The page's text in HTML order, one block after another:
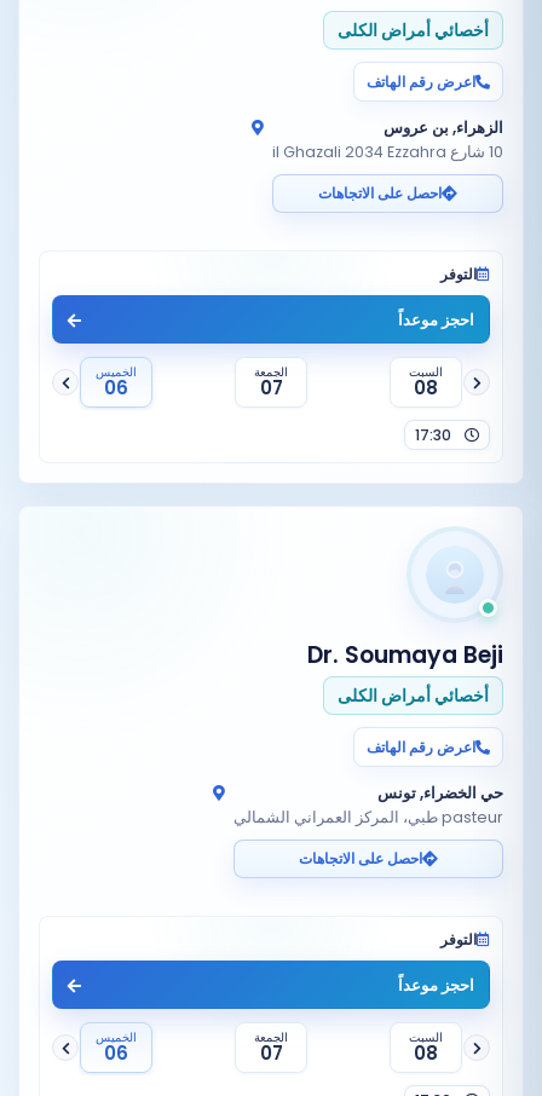
أخصائي أمراض الكلى
اعرض رقم الهاتف
الزهراء, بن عروس
10 شارع il Ghazali 2034 Ezzahra
احصل على الاتجاهات
التوفر
احجز موعداً
السبت
08
الجمعة
07
الخميس
06
Dr. Soumaya Beji
أخصائي أمراض الكلى
اعرض رقم الهاتف
حي الخضراء, تونس
pasteur طبي، المركز العمراني الشمالي
احصل على الاتجاهات
التوفر
احجز موعداً
السبت
08
الجمعة
07
الخميس
06